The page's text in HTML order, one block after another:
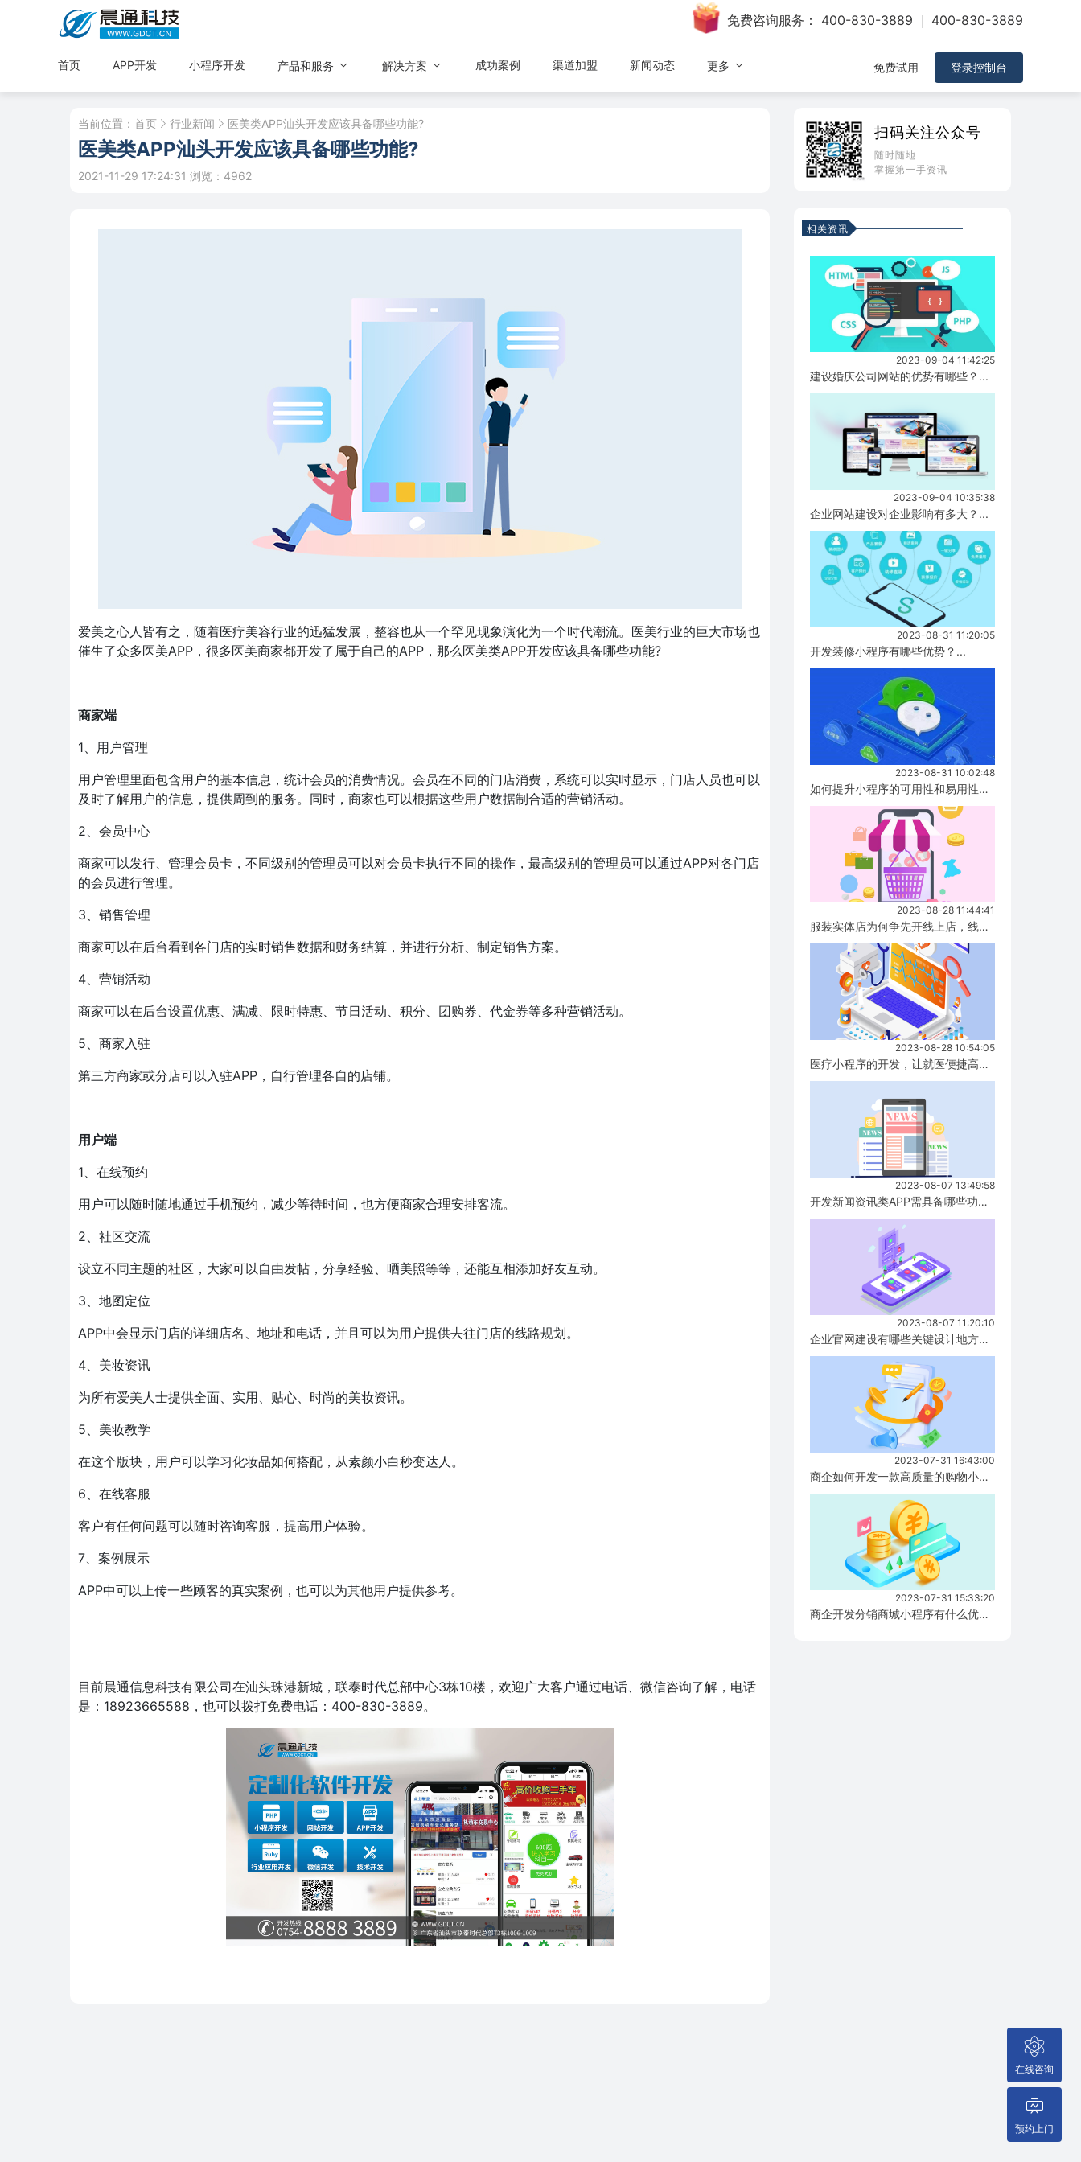
免费咨询服务： 400-830-3889 400-830-3889
首页 APP开发 小程序开发 产品和服务 解决方案 成功案例 渠道加盟 新闻动态 更多 免费试用 登录控制台
当前位置： 首页 行业新闻 医美类APP汕头开发应该具备哪些功能?
医美类APP汕头开发应该具备哪些功能?
2021-11-29 17:24:31 浏览：4962
爱美之心人皆有之，随着医疗美容行业的迅猛发展，整容也从一个罕见现象演化为一个时代潮流。医美行业的巨大市场也
催生了众多医美APP，很多医美商家都开发了属于自己的APP，那么医美类APP开发应该具备哪些功能?
商家端
1、用户管理
用户管理里面包含用户的基本信息，统计会员的消费情况。会员在不同的门店消费，系统可以实时显示，门店人员也可以
及时了解用户的信息，提供周到的服务。同时，商家也可以根据这些用户数据制合适的营销活动。
2、会员中心
商家可以发行、管理会员卡，不同级别的管理员可以对会员卡执行不同的操作，最高级别的管理员可以通过APP对各门店
的会员进行管理。
3、销售管理
商家可以在后台看到各门店的实时销售数据和财务结算，并进行分析、制定销售方案。
4、营销活动
商家可以在后台设置优惠、满减、限时特惠、节日活动、积分、团购券、代金券等多种营销活动。
5、商家入驻
第三方商家或分店可以入驻APP，自行管理各自的店铺。
用户端
1、在线预约
用户可以随时随地通过手机预约，减少等待时间，也方便商家合理安排客流。
2、社区交流
设立不同主题的社区，大家可以自由发帖，分享经验、晒美照等等，还能互相添加好友互动。
3、地图定位
APP中会显示门店的详细店名、地址和电话，并且可以为用户提供去往门店的线路规划。
4、美妆资讯
为所有爱美人士提供全面、实用、贴心、时尚的美妆资讯。
5、美妆教学
在这个版块，用户可以学习化妆品如何搭配，从素颜小白秒变达人。
6、在线客服
客户有任何问题可以随时咨询客服，提高用户体验。
7、案例展示
APP中可以上传一些顾客的真实案例，也可以为其他用户提供参考。
目前晨通信息科技有限公司在汕头珠港新城，联泰时代总部中心3栋10楼，欢迎广大客户通过电话、微信咨询了解，电话
是：18923665588，也可以拨打免费电话：400-830-3889。
扫码关注公众号
随时随地
掌握第一手资讯
相关资讯
2023-09-04 11:42:25
建设婚庆公司网站的优势有哪些？...
2023-09-04 10:35:38
企业网站建设对企业影响有多大？...
2023-08-31 11:20:05
开发装修小程序有哪些优势？...
2023-08-31 10:02:48
如何提升小程序的可用性和易用性，有哪些方式！...
2023-08-28 11:44:41
服装实体店为何争先开线上店，线上店与实体店有什么区别？...
2023-08-28 10:54:05
医疗小程序的开发，让就医便捷高效！...
2023-08-07 13:49:58
开发新闻资讯类APP需具备哪些功能？...
2023-08-07 11:20:10
企业官网建设有哪些关键设计地方要注意？...
2023-07-31 16:43:00
商企如何开发一款高质量的购物小程序？...
2023-07-31 15:33:20
商企开发分销商城小程序有什么优势？...
在线咨询
预约上门